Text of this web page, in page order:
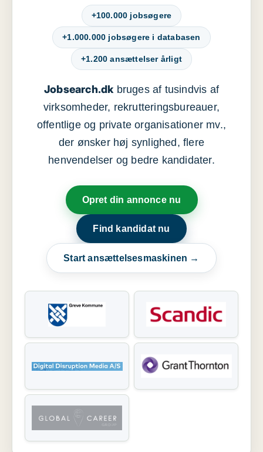
+100.000 jobsøgere
+1.000.000 jobsøgere i databasen
+1.200 ansættelser årligt
Jobsearch.dkbruges af tusindvis af
virksomheder, rekrutteringsbureauer,
offentlige og private organisationer mv.,
der ønsker høj synlighed, flere
henvendelser og bedre kandidater.
Opret din annonce nu
Find kandidat nu
Start ansættelsesmaskinen →